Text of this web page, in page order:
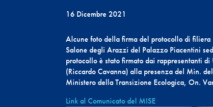
16 Dicembre 2021
Alcune foto della firma del protocollo di
Salone degli Arazzi del Palazzo Piacentini
protocollo è stato firmato dai rappresentanti
(Riccardo Cavanna) alla presenza del Min.
Ministero della Transizione Ecologica, On.
Link al Comunicato del MISE